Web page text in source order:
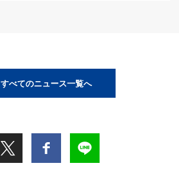
すべてのニュース一覧へ